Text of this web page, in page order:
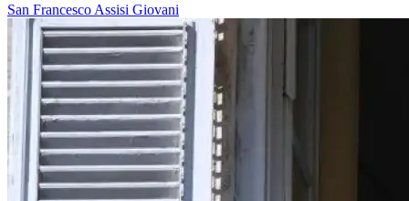
San Francesco Assisi Giovani